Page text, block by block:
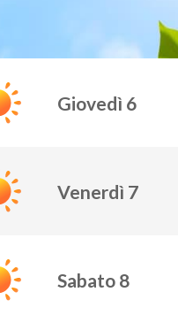
Giovedì 6
Venerdì 7
Sabato 8